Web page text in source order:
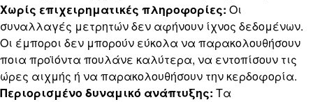
Χωρίς επιχειρηματικές πληροφορίες: Οι
συναλλαγές μετρητών δεν αφήνουν ίχνος δεδομένων.
Οι έμποροι δεν μπορούν εύκολα να παρακολουθήσουν
ποια προϊόντα πουλάνε καλύτερα, να εντοπίσουν τις
ώρες αιχμής ή να παρακολουθήσουν την κερδοφορία.
Περιορισμένο δυναμικό ανάπτυξης: Τα